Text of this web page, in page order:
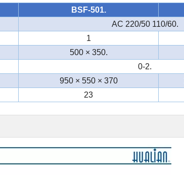
BSF-501.
AC 220/50 110/60.
1
500 × 350.
0-2.
950 × 550 × 370
23